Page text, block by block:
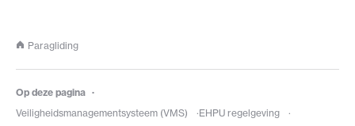
Paragliding
Op deze pagina
Veiligheidsmanagementsysteem (VMS)
EHPU regelgeving